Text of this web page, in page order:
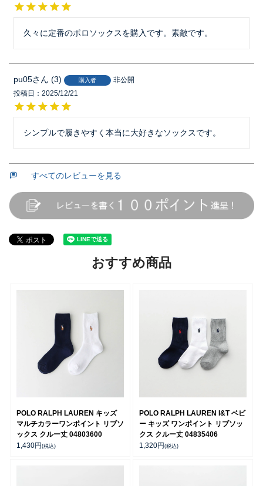
久々に定番のポロソックスを購入です。素敵です。
pu05 3 購入者
非公開
投稿日
2025/12/21
シンプルで履きやすく本当に大好きなソックスです。
すべてのレビューを見る
おすすめ商品
POLO RALPH LAUREN キッズ
マルチカラーワンポイント リブソ
ックス クルー丈 04803600
1,430円 (税込)
POLO RALPH LAUREN I&T ベビ
ー キッズ ワンポイント リブソッ
クス クルー丈 04835406
1,320円 (税込)